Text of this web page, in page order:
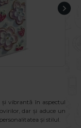
și vibrantă în aspectul
dar și aduce un
și stilul.